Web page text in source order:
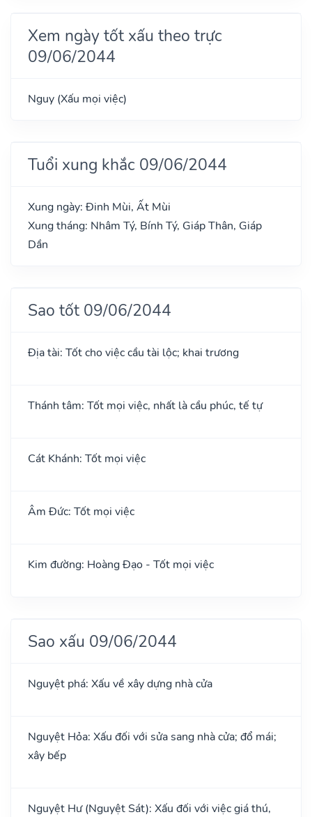
Xem ngày tốt xấu theo trực
09/06/2044
Nguy (Xấu mọi việc)
Tuổi xung khắc 09/06/2044
Xung ngày: Đinh Mùi, Ất Mùi
Xung tháng: Nhâm Tý, Bính Tý, Giáp Thân, Giáp
Dần
Sao tốt 09/06/2044
Địa tài: Tốt cho việc cầu tài lộc; khai trương
Thánh tâm: Tốt mọi việc, nhất là cầu phúc, tế tự
Cát Khánh: Tốt mọi việc
Âm Đức: Tốt mọi việc
Kim đường: Hoàng Đạo - Tốt mọi việc
Sao xấu 09/06/2044
Nguyệt phá: Xấu về xây dựng nhà cửa
Nguyệt Hỏa: Xấu đối với sửa sang nhà cửa; đổ mái;
xây bếp
Nguyệt Hư (Nguyệt Sát): Xấu đối với việc giá thú,